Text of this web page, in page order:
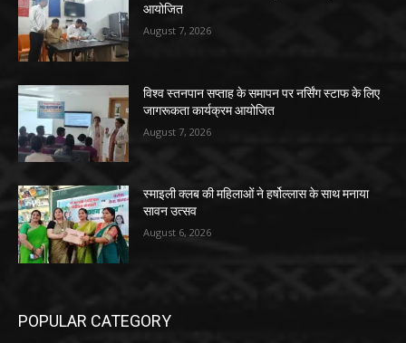
आयोजित
August 7, 2026
विश्व स्तनपान सप्ताह के समापन पर नर्सिंग स्टाफ के लिए
जागरूकता कार्यक्रम आयोजित
August 7, 2026
स्माइली क्लब की महिलाओं ने हर्षोल्लास के साथ मनाया
सावन उत्सव
August 6, 2026
POPULAR CATEGORY